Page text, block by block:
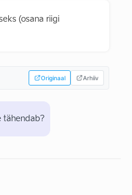
(osana riigi
Originaal Arhiiv
tähendab?